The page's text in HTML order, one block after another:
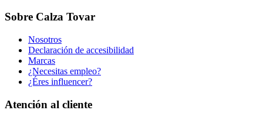
Sobre Calza Tovar
Nosotros
Declaración de accesibilidad
Marcas
¿Necesitas empleo?
¿Éres influencer?
Atención al cliente